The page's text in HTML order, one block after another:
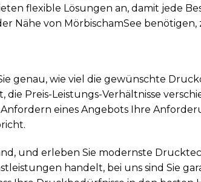
flexible Lösungen an, damit jede
Nähe von MörbischamSee
genau, wie viel die gewünschte
Preis-Leistungs-Verhältnisse
eines Angebots Ihre
und erleben Sie modernste
handelt, bei uns sind Sie